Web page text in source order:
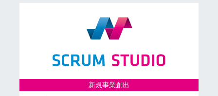
新規事業創出